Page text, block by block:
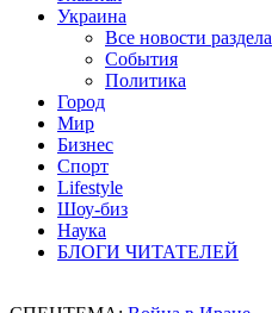
Украина
Все новости раздела
События
Политика
Город
Мир
Бизнес
Спорт
Lifestyle
Шоу-биз
Наука
БЛОГИ ЧИТАТЕЛЕЙ